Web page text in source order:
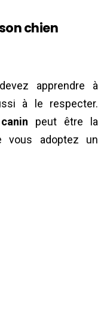
chien
apprendre à
à le respecter.
peut être la
vous adoptez un